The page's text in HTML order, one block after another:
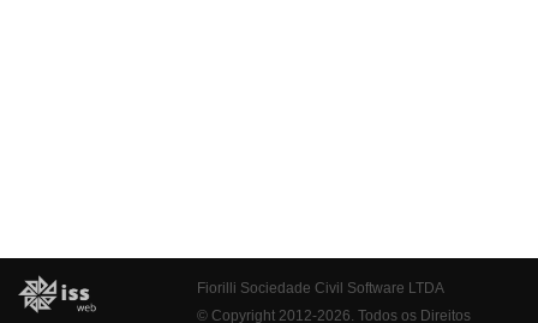
Fiorilli Sociedade Civil Software LTDA
© Copyright 2012-2026. Todos os Direitos